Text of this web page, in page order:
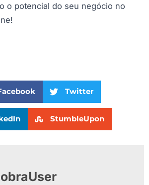
o potencial do seu negócio no
Twitter
StumbleUpon